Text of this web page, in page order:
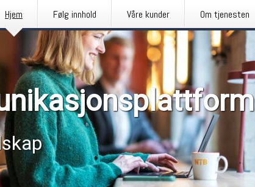
Hjem Følg innhold Våre kunder Om tjenesten